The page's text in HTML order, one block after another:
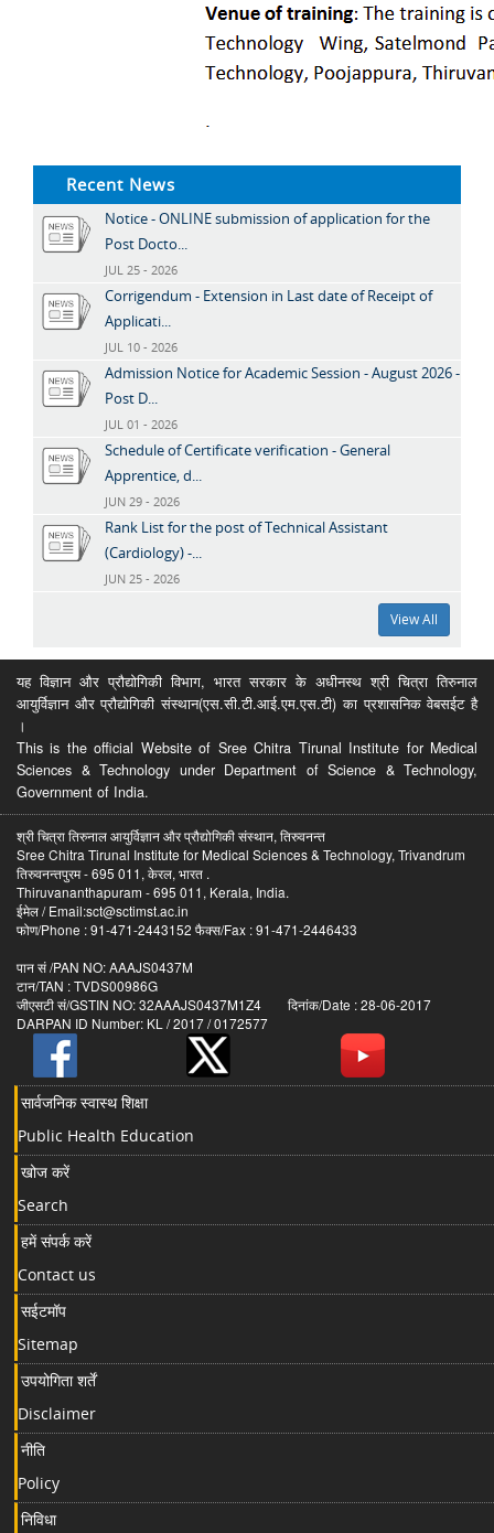
Recent News
Notice - ONLINE submission of application for the
Post Docto...
JUL 25 - 2026
Corrigendum - Extension in Last date of Receipt of
Applicati...
JUL 10 - 2026
Admission Notice for Academic Session - August 2026 -
Post D...
JUL 01 - 2026
Schedule of Certificate verification - General
Apprentice, d...
JUN 29 - 2026
Rank List for the post of Technical Assistant
(Cardiology) -...
JUN 25 - 2026
View All
यह विज्ञान और प्रौद्योगिकी विभाग, भारत सरकार के अधीनस्थ श्री चित्रा तिरुनाल
आयुर्विज्ञान और प्रौद्योगिकी संस्थान(एस.सी.टी.आई.एम.एस.टी) का प्रशासनिक वेबसईट है
।
This is the official Website of Sree Chitra Tirunal Institute for Medical
Sciences & Technology under Department of Science & Technology,
Government of India.
श्री चित्रा तिरुनाल आयुर्विज्ञान और प्रौद्योगिकी संस्थान, तिरुवनन्त
Sree Chitra Tirunal Institute for Medical Sciences & Technology, Trivandrum
तिरुवनन्तपुरम - 695 011, केरल, भारत .
Thiruvananthapuram - 695 011, Kerala, India.
ईमेल / Email:sct@sctimst.ac.in
फोण/Phone : 91-471-2443152 फैक्स/Fax : 91-471-2446433
पान सं /PAN NO: AAAJS0437M
टान/TAN : TVDS00986G
जीएसटी सं/GSTIN NO: 32AAAJS0437M1Z4 दिनांक/Date : 28-06-2017
DARPAN ID Number: KL / 2017 / 0172577
सार्वजनिक स्वास्थ शिक्षा
Public Health Education
खोज करें
Search
हमें संपर्क करें
Contact us
सईटमॉप
Sitemap
उपयोगिता शर्तें
Disclaimer
नीति
Policy
निविधा